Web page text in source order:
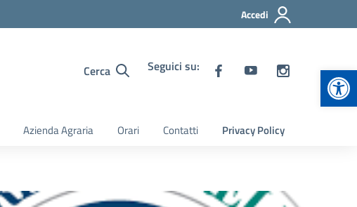
Accedi
Cerca Seguici su:
Azienda Agraria Orari Contatti Privacy Policy